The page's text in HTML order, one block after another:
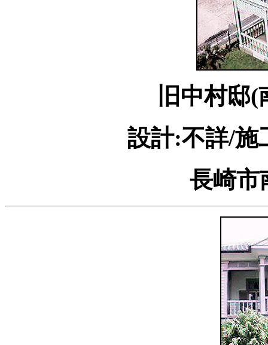
旧中村邸
設計:不詳/施
長崎市